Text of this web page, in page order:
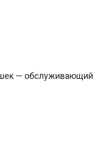
— обслуживающий